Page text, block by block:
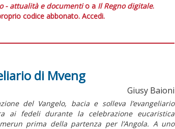
- attualità e documentio a Il Regno digitale.
codice abbonato. Accedi.
di Mveng
Giusy Baioni
del Vangelo, bacia e solleva l’evangeliario
ai fedeli durante la celebrazione eucaristica
prima della partenza per l’Angola. A uno